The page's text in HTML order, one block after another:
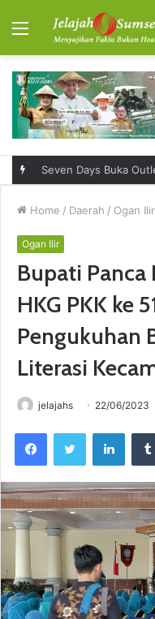
Menu
Home / Daerah / Ogan Ilir
Ogan Ilir
Bupati Panca
HKG PKK ke
Pengukuhan
Literasi
jelajahs 22/06/2023